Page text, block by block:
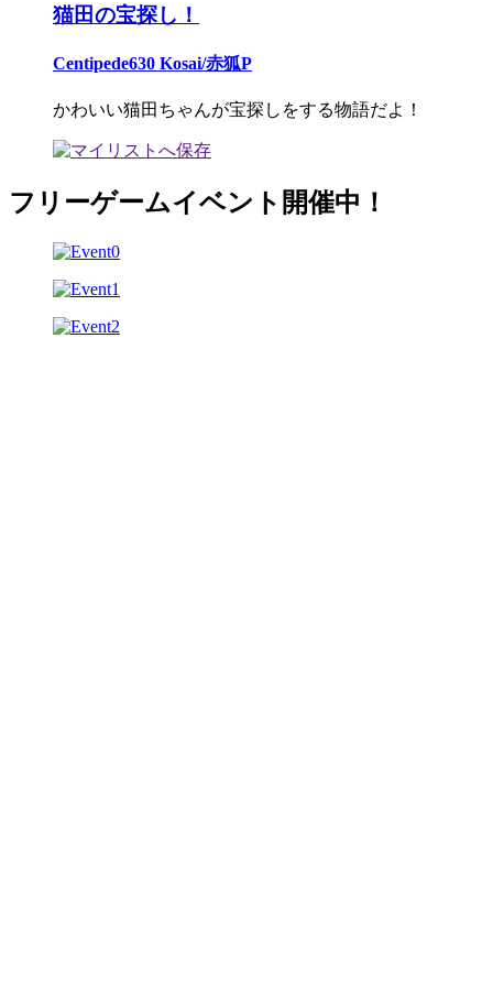
猫田の宝探し！
Centipede630 Kosai/赤狐P
かわいい猫田ちゃんが宝探しをする物語だよ！
フリーゲームイベント開催中！